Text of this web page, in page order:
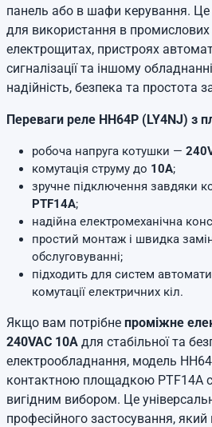
панель або в шафи керування.
для використання в промислових
електрощитах, пристроях
сигналізації та іншому
надійність, безпека та простота
Переваги реле HH64P (LY4NJ) з
робоча напруга котушки —
комутація струму до 10A;
зручне підключення завдяки
PTF14A;
надійна електромеханічна
простий монтаж і швидка
обслуговуванні;
підходить для систем
комутації електричних кіл.
Якщо вам потрібне проміжне
240VAC 10A для стабільної та
електрообладнання, модель
контактною площадкою PTF14A
вигідним вибором. Це
професійного застосування,